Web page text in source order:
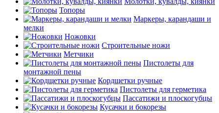
Топоры
Маркеры, карандаши и
мелки
Ножовки
Строительные ножи
Метчики
Пистолеты для
монтажной пены
Кордщетки ручные
Пистолеты для герметика
Пассатижи и плоскогубцы
Кусачки и бокорезы